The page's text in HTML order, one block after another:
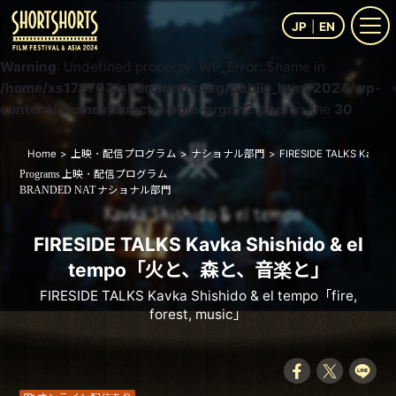
JP EN
Warning: Undefined property: WP_Error::$name in
/home/xs179703/shortshorts.org/public_html/2024/wp-
content/themes/direct/single-prgrm2.phpon line 30
Home 上映・配信プログラム ナショナル部門 FIRESIDE TALKS
Programs上映・配信プログラム
BRANDED NAT ナショナル部門
FIRESIDE TALKS Kavka Shishido & el
tempo「火と、森と、音楽と」
FIRESIDE TALKS Kavka Shishido & el tempo「fire,
forest, music」